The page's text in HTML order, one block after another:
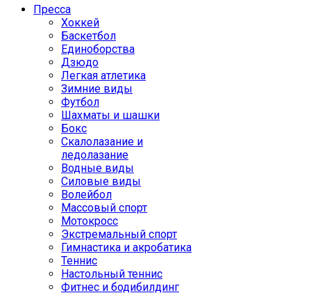
Пресса
Хоккей
Баскетбол
Единоборства
Дзюдо
Легкая атлетика
Зимние виды
Футбол
Шахматы и шашки
Бокс
Скалолазание и
ледолазание
Водные виды
Силовые виды
Волейбол
Массовый спорт
Мотокросс
Экстремальный спорт
Гимнастика и акробатика
Теннис
Настольный теннис
Фитнес и бодибилдинг